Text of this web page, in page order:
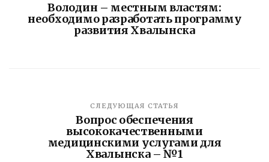
Володин – местным властям:
необходимо разработать программу
развития Хвалынска
СЛЕДУЮЩАЯ СТАТЬЯ
Вопрос обеспечения
высококачественными
медицинскими услугами для
Хвалынска – №1